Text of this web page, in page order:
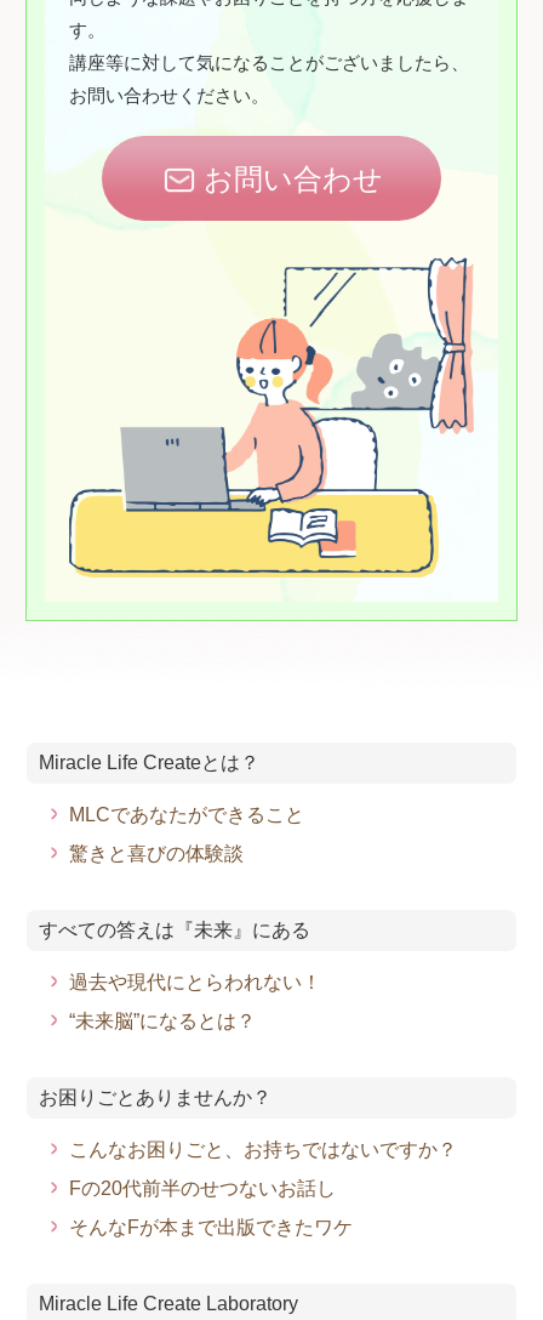
す。
講座等に対して気になることがございましたら、
お問い合わせください。
お問い合わせ
Miracle Life Createとは？
MLCであなたができること
驚きと喜びの体験談
すべての答えは『未来』にある
過去や現代にとらわれない！
“未来脳”になるとは？
お困りごとありませんか？
こんなお困りごと、お持ちではないですか？
Fの20代前半のせつないお話し
そんなFが本まで出版できたワケ
Miracle Life Create Laboratory